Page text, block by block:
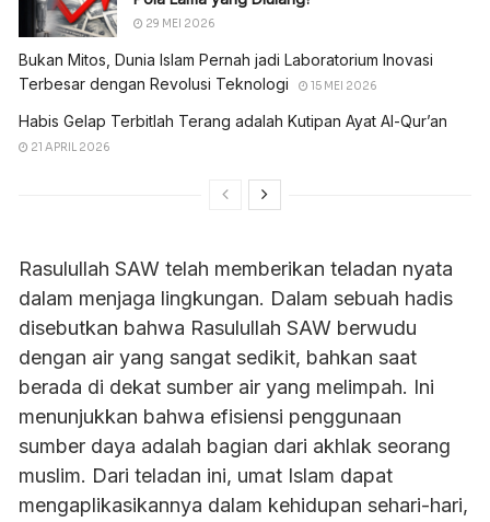
29 MEI 2026
Bukan Mitos, Dunia Islam Pernah jadi Laboratorium Inovasi
Terbesar dengan Revolusi Teknologi
15 MEI 2026
Habis Gelap Terbitlah Terang adalah Kutipan Ayat Al-Qur’an
21 APRIL 2026
Rasulullah SAW telah memberikan teladan nyata
dalam menjaga lingkungan. Dalam sebuah hadis
disebutkan bahwa Rasulullah SAW berwudu
dengan air yang sangat sedikit, bahkan saat
berada di dekat sumber air yang melimpah. Ini
menunjukkan bahwa efisiensi penggunaan
sumber daya adalah bagian dari akhlak seorang
muslim. Dari teladan ini, umat Islam dapat
mengaplikasikannya dalam kehidupan sehari-hari,